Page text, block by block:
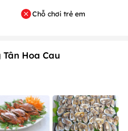
Chỗ chơi trẻ em
Hoa Cau